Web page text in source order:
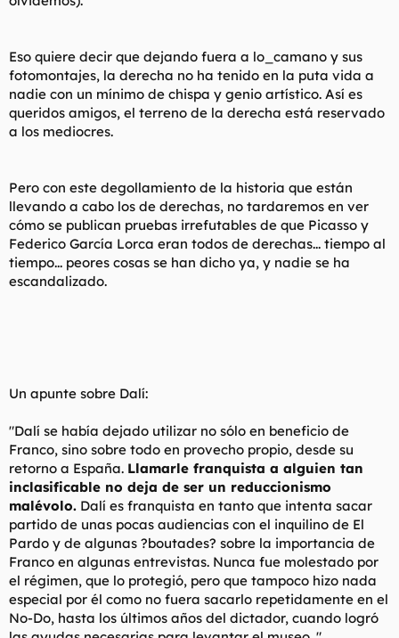
Eso quiere decir que dejando fuera a lo_camano y sus
fotomontajes, la derecha no ha tenido en la puta vida a
nadie con un mínimo de chispa y genio artístico. Así es
queridos amigos, el terreno de la derecha está reservado
a los mediocres.
Pero con este degollamiento de la historia que están
llevando a cabo los de derechas, no tardaremos en ver
cómo se publican pruebas irrefutables de que Picasso y
Federico García Lorca eran todos de derechas... tiempo al
tiempo... peores cosas se han dicho ya, y nadie se ha
escandalizado.
Un apunte sobre Dalí:
"Dalí se había dejado utilizar no sólo en beneficio de
Franco, sino sobre todo en provecho propio, desde su
retorno a España. Llamarle franquista a alguien tan
inclasificable no deja de ser un reduccionismo
malévolo. Dalí es franquista en tanto que intenta sacar
partido de unas pocas audiencias con el inquilino de El
Pardo y de algunas ?boutades? sobre la importancia de
Franco en algunas entrevistas. Nunca fue molestado por
el régimen, que lo protegió, pero que tampoco hizo nada
especial por él como no fuera sacarlo repetidamente en el
No-Do, hasta los últimos años del dictador, cuando logró